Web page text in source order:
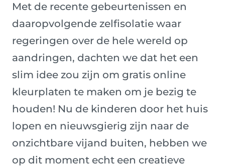
Met de recente gebeurtenissen en
daaropvolgende zelfisolatie waar
regeringen over de hele wereld op
aandringen, dachten we dat het een
slim idee zou zijn om gratis online
kleurplaten te maken om je bezig te
houden! Nu de kinderen door het huis
lopen en nieuwsgierig zijn naar de
onzichtbare vijand buiten, hebben we
op dit moment echt een creatieve